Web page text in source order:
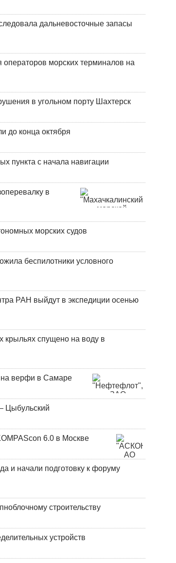
дальневосточные запасы
морских терминалов на
в угольном порту Шахтерск
до конца октября
пункта с начала навигации
в
морских судов
беспилотники условного
РАН выйдут в экспедиции осенью
крыльях спущено на воду в
на верфи в Самаре
Цыбульский
6.0 в Москве
и начали подготовку к форуму
строительству
устройств